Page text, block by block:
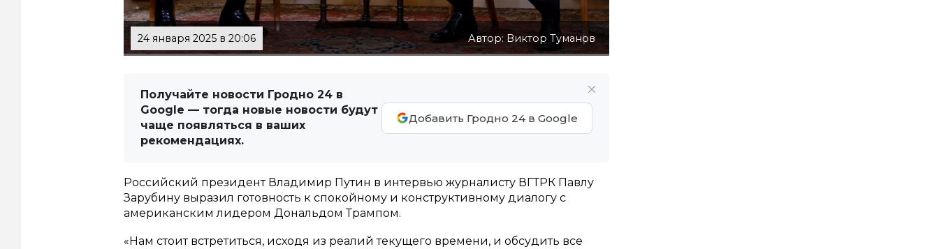
24 января 2025 в 20:06 Автор: Виктор Туманов
Получайте новости Гродно 24 в
Google — тогда новые новости будут
чаще появляться в ваших
рекомендациях.
Добавить Гродно 24 в Google
Российский президент Владимир Путин в интервью журналисту ВГТРК Павлу
Зарубину выразил готовность к спокойному и конструктивному диалогу с
американским лидером Дональдом Трампом.
«Нам стоит встретиться, исходя из реалий текущего времени, и обсудить все